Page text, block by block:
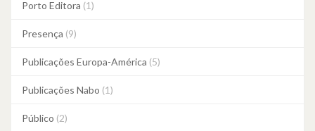
Porto Editora (1)
Presença (9)
Publicações Europa-América (5)
Publicações Nabo (1)
Público (2)